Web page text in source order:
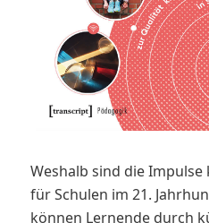
Weshalb sind die
für Schulen im 21.
können Lernende durch